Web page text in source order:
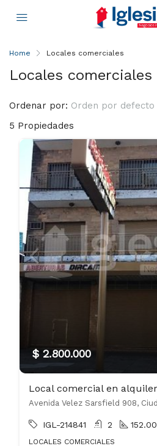
Home Locales comerciales
Locales comerciales
5 Propiedades
Ordenar por: Orden por defecto
$ 2.800.000
IGL-214841 2 152.00
LOCALES COMERCIALES